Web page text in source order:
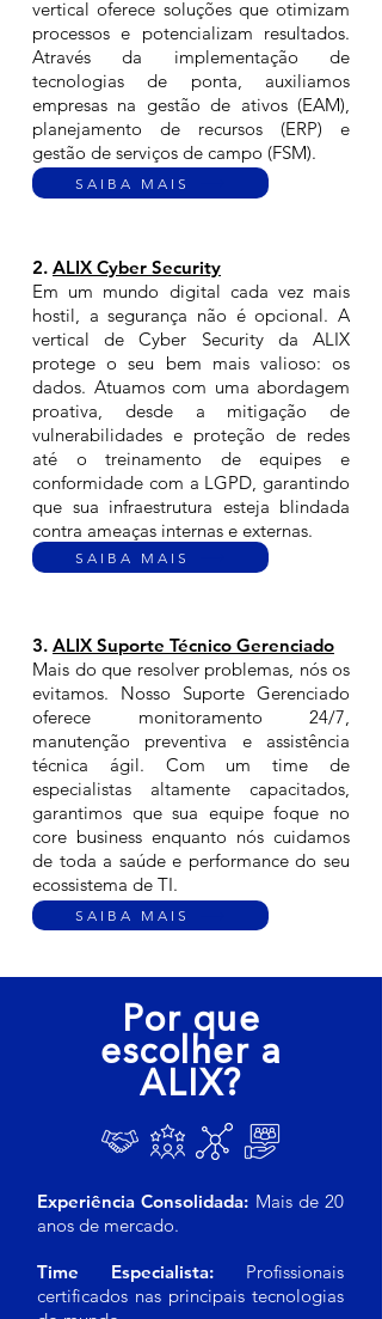
vertical oferece soluções que otimizam
processos e potencializam resultados.
Através da implementação de
tecnologias de ponta, auxiliamos
empresas na gestão de ativos (EAM),
planejamento de recursos (ERP) e
gestão de serviços de campo (FSM).
2. ALIX Cyber Security
Em um mundo digital cada vez mais
hostil, a segurança não é opcional. A
vertical de Cyber Security da ALIX
protege o seu bem mais valioso: os
dados. Atuamos com uma abordagem
proativa, desde a mitigação de
vulnerabilidades e proteção de redes
até o treinamento de equipes e
conformidade com a LGPD, garantindo
que sua infraestrutura esteja blindada
contra ameaças internas e externas.
3. ALIX Suporte Técnico Gerenciado
Mais do que resolver problemas, nós os
evitamos. Nosso Suporte Gerenciado
oferece monitoramento 24/7,
manutenção preventiva e assistência
técnica ágil. Com um time de
especialistas altamente capacitados,
garantimos que sua equipe foque no
core business enquanto nós cuidamos
de toda a saúde e performance do seu
ecossistema de TI.
SAIBA MAIS
SAIBA MAIS
SAIBA MAIS
Por que
escolher a
ALIX?
Experiência Consolidada: Mais de 20
anos de mercado.
Time Especialista: Profissionais
certificados nas principais tecnologias